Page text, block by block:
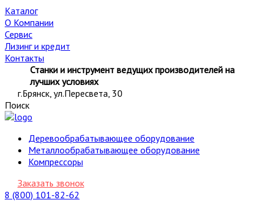
Каталог
О Компании
Сервис
Лизинг и кредит
Контакты
Станки и инструмент ведущих производителей на
лучших условиях
г.Брянск, ул.Пересвета, 30
Поиск
Деревообрабатывающее оборудование
Металлообрабатывающее оборудование
Компрессоры
Заказать звонок
8 (800) 101-82-62